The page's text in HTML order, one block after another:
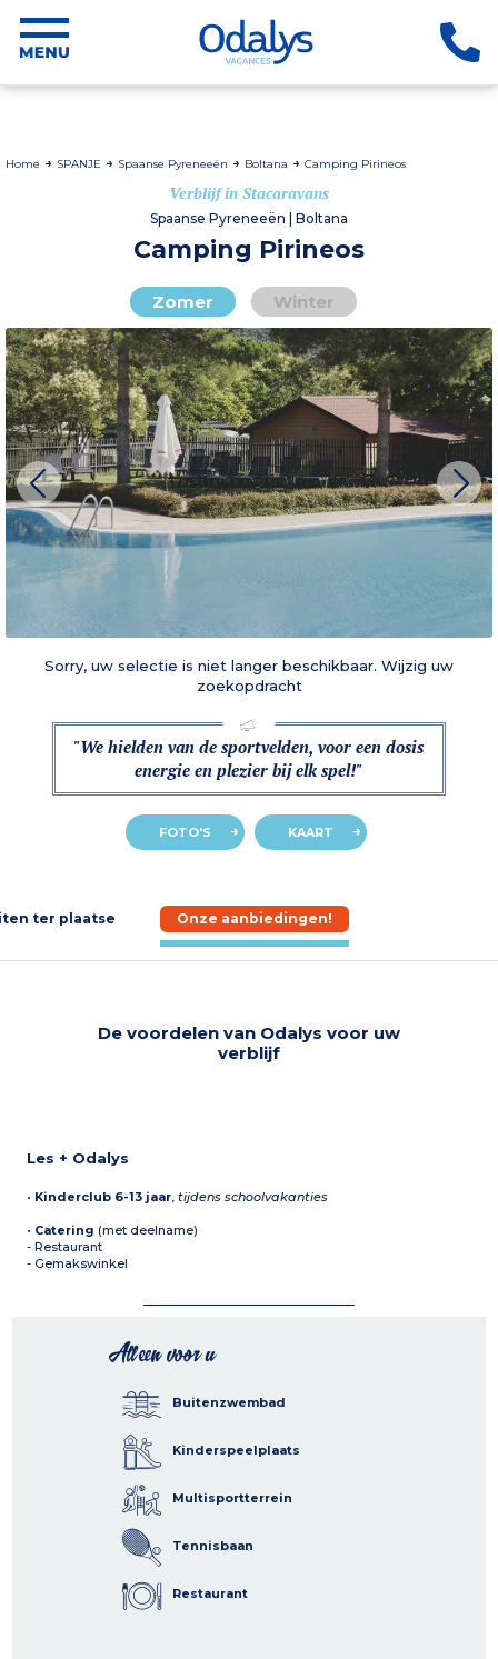
Home SPANJE Spaanse Pyreneeën Boltana Camping Pirineos
Verblijf in Stacaravans
Spaanse Pyreneeën | Boltana
Camping Pirineos
Zomer Winter
Sorry, uw selectie is niet langer beschikbaar. Wijzig uw
zoekopdracht
"We hielden van de sportvelden, voor een dosis
energie en plezier bij elk spel!"
FOTO'S KAART
ter plaatse Onze aanbiedingen!
De voordelen van Odalys voor uw
verblijf
Les + Odalys
• Kinderclub 6-13 jaar,tijdens schoolvakanties
• Catering (met deelname)
- Restaurant
- Gemakswinkel
Alleen voor u
Buitenzwembad
Kinderspeelplaats
Multisportterrein
Tennisbaan
Restaurant